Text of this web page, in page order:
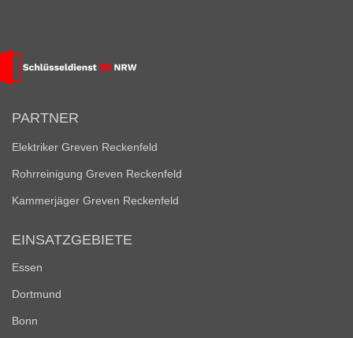
PARTNER
Elektriker Greven Reckenfeld
Rohrreinigung Greven Reckenfeld
Kammerjäger Greven Reckenfeld
EINSATZGEBIETE
Essen
Dortmund
Bonn